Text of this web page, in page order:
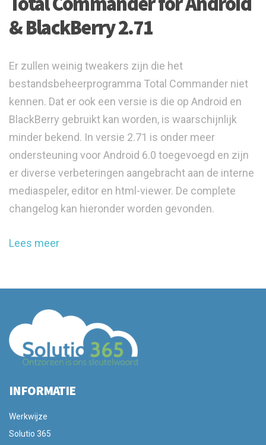
& BlackBerry 2.71
Er zullen weinig tweakers zijn die het
bestandsbeheerprogramma Total Commander niet
kennen. Dat er ook een versie is die op Android en
BlackBerry gebruikt kan worden, is waarschijnlijk
minder bekend. In versie 2.71 is onder meer
ondersteuning voor Android 6.0 toegevoegd en zijn
er diverse verbeteringen aangebracht aan de interne
mediaspeler, editor en html-viewer. De complete
changelog kan hieronder worden gevonden.
Lees meer
INFORMATIE
Werkwijze
Solutio 365